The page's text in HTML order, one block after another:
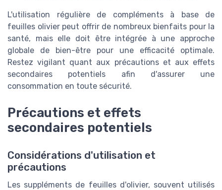
L'utilisation régulière de compléments à base de
feuilles olivier peut offrir de nombreux bienfaits pour la
santé, mais elle doit être intégrée à une approche
globale de bien-être pour une efficacité optimale.
Restez vigilant quant aux précautions et aux effets
secondaires potentiels afin d'assurer une
consommation en toute sécurité.
Précautions et effets
secondaires potentiels
Considérations d'utilisation et
précautions
Les suppléments de feuilles d'olivier, souvent utilisés